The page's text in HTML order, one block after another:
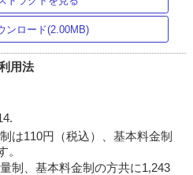
ンロード(2.00MB)
用法
は110円（税込）、基本料金制
。
制、基本料金制の方共に1,243